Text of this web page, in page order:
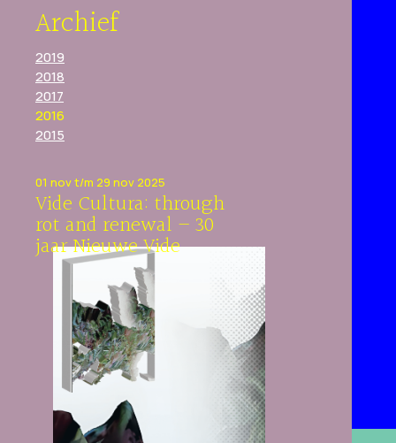
Archief
2019
2018
2017
2016
2015
01 nov t/m 29 nov 2025
Vide Cultura: through
rot and renewal – 30
jaar Nieuwe Vide